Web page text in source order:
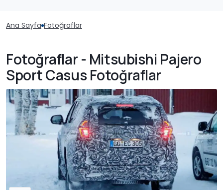
Ana Sayfa Fotoğraflar
Fotoğraflar - Mitsubishi Pajero
Sport Casus Fotoğraflar